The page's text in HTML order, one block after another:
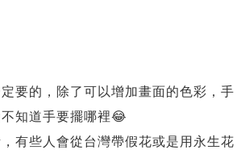
要的，除了可以增加畫面的色彩，手
知道手要擺哪裡😂
有些人會從台灣帶假花或是用永生花